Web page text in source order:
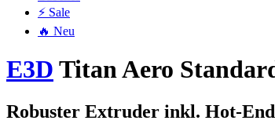
⚡ Sale
🔥 Neu
E3D Titan Aero
Robuster Extruder inkl. Hot-